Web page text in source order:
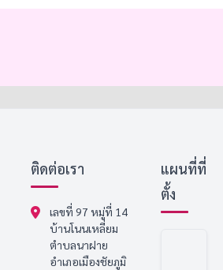
ติดต่อเรา
เลขที่ 97 หมู่ที่ 14
บ้านโนนเหลี่ยม
ตำบลนาฝาย
อำเภอเมืองชัยภูมิ
แผนที่ที่
ตั้ง